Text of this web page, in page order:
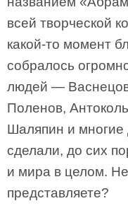
всей творческой
какой-то момент
собралось
людей —
Поленов,
Шаляпин и многие
сделали, до сих
и мира в целом.
представляете?